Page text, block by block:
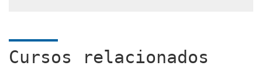
Cursos relacionados